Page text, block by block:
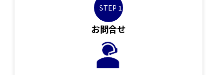
STEP 1
お問合せ